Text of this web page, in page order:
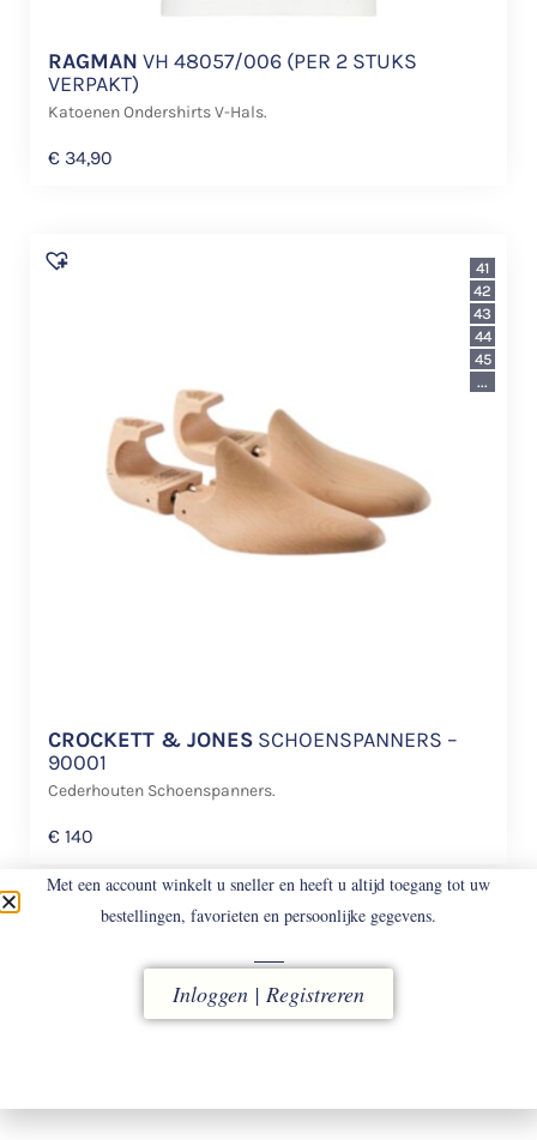
RAGMAN VH 48057/006 (PER 2 STUKS
VERPAKT)
Katoenen Ondershirts V-Hals.
€ 34,90
CROCKETT & JONES SCHOENSPANNERS –
90001
Cederhouten Schoenspanners.
€ 140
41
42
43
44
45
...
Met een account winkelt u sneller en heeft u altijd toegang tot uw
bestellingen, favorieten en persoonlijke gegevens.
Inloggen | Registreren